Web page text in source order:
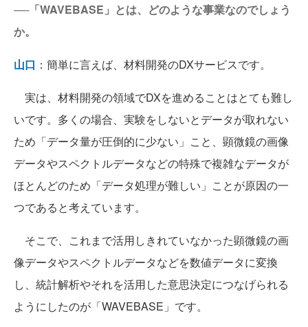
──「WAVEBASE」とは、どのような事業なのでしょう
か。
山口 ：簡単に言えば、材料開発のDXサービスです。
実は、材料開発の領域でDXを進めることはとても難し
いです。多くの場合、実験をしないとデータが取れない
ため「データ量が圧倒的に少ない」こと、顕微鏡の画像
データやスペクトルデータなどの特殊で複雑なデータが
ほとんどのため「データ処理が難しい」ことが原因の一
つであると考えています。
そこで、これまで活用しきれていなかった顕微鏡の画
像データやスペクトルデータなどを数値データに変換
し、統計解析やそれを活用した意思決定につなげられる
ようにしたのが「WAVEBASE」です。